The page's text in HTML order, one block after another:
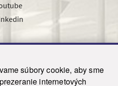
súbory cookie, aby sme
internetových